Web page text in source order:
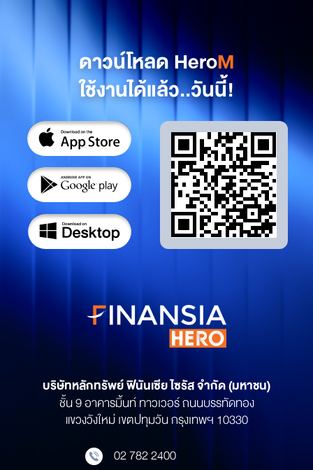
ดาวน์โหลด HeroM
ใช้งานได้แล้ว..วันนี้!
บริษัทหลักทรัพย์ฟินันเซีย ไซรัส จำกัด (มหาชน)
ชั้น 9 อาคารมิ้นท์ ทาวเวอร์ ถนนบรรทัดทอง
แขวงวังใหม่ เขตปทุมวัน กรุงเทพฯ 10330
02 782 2400